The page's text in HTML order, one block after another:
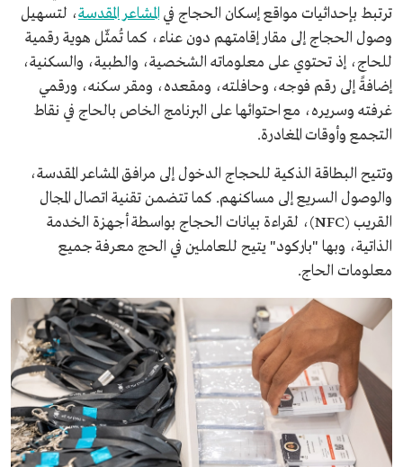
ترتبط بإحداثيات مواقع إسكان الحجاج في المشاعر المقدسة، لتسهيل
وصول الحجاج إلى مقار إقامتهم دون عناء، كما تُمثّل هوية رقمية
للحاج، إذ تحتوي على معلوماته الشخصية، والطبية، والسكنية،
إضافةً إلى رقم فوجه، وحافلته، ومقعده، ومقر سكنه، ورقمي
غرفته وسريره، مع احتوائها على البرنامج الخاص بالحاج في نقاط
التجمع وأوقات المغادرة.
وتتيح البطاقة الذكية للحجاج الدخول إلى مرافق المشاعر المقدسة،
والوصول السريع إلى مساكنهم. كما تتضمن تقنية اتصال المجال
القريب (NFC)، لقراءة بيانات الحجاج بواسطة أجهزة الخدمة
الذاتية، وبها "باركود" يتيح للعاملين في الحج معرفة جميع
معلومات الحاج.